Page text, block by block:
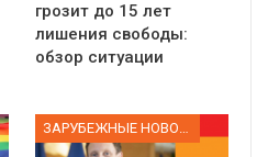
грозит до 15 лет
лишения свободы:
обзор ситуации
ЗАРУБЕЖНЫЕ НОВОСТИ